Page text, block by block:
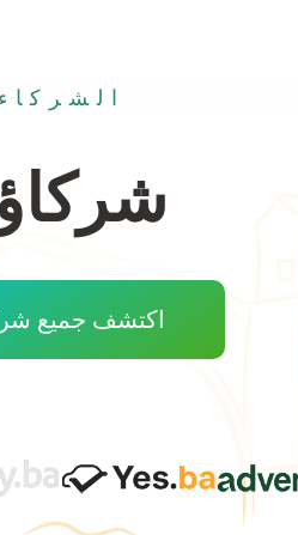
الشركاء
اكتشف جميع